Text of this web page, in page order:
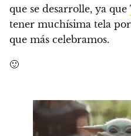
que se desarrolle, ya que
tener muchísima tela
que más celebramos.
🙂